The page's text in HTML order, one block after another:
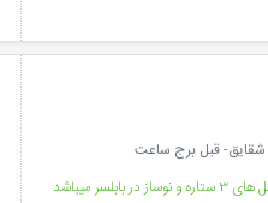
شقایق- قبل برج ساعت
میباشد